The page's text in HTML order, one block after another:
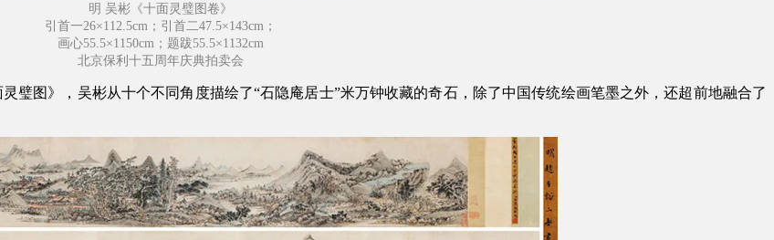
明 吴彬《十面灵璧图卷》
引首一26×112.5cm；引首二47.5×143cm；
画心55.5×1150cm；题跋55.5×1132cm
北京保利十五周年庆典拍卖会
图》，吴彬从十个不同角度描绘了“石隐庵居士”米万钟收藏的奇石，除了中国传统绘画笔墨之外，还超前地融合了